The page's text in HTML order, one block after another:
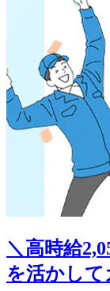
＼高時給
を活かし